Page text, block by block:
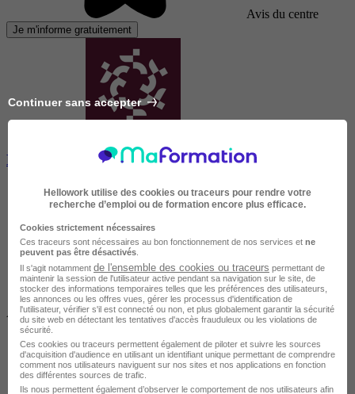
Avis du centre
Je m'informe gratuitement
Executive Master Management Online
À DISTANCE
Continuer sans accepter
Hellowork utilise des cookies ou traceurs pour rendre votre
recherche d’emploi ou de formation encore plus efficace.
Cookies strictement nécessaires
Ces traceurs sont nécessaires au bon fonctionnement de nos services et ne
peuvent pas être désactivés
Il s'agit notamment de l'ensemble des cookies ou traceurs permettant de
maintenir la session de l'utilisateur active pendant sa navigation sur le site, de
stocker des informations temporaires telles que les préférences des utilisateurs,
les annonces ou les offres vues, gérer les processus d'identification de
l'utilisateur, vérifier s'il est connecté ou non, et plus globalement garantir la sécurité
du site web en détectant les tentatives d'accès frauduleux ou les violations de
sécurité.
Ces cookies ou traceurs permettent également de piloter et suivre les sources
d'acquisition d'audience en utilisant un identifiant unique permettant de comprendre
comment nos utilisateurs naviguent sur nos sites et nos applications en fonction
des différentes sources de trafic.
Ils nous permettent également d’observer le comportement de nos utilisateurs afin